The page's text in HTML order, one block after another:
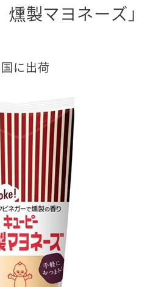
製マヨネーズ」
に出荷